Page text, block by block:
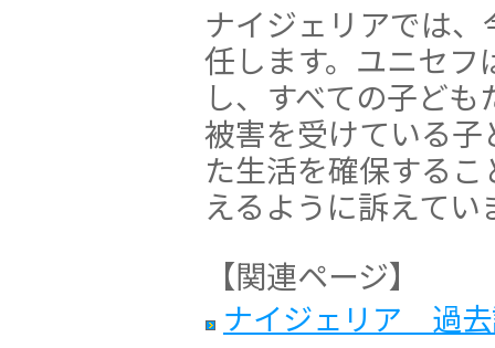
ナイジェリアでは
任します。ユニセ
し、すべての子ど
被害を受けている
た生活を確保する
えるように訴えてい
【関連ページ】
ナイジェリア 過